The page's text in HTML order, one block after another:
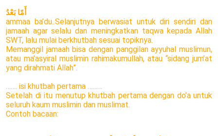
أَمّا بَعْدُ
ammaa ba’du..Selanjutnya berwasiat untuk diri sendiri dan
jamaah agar selalu dan meningkatkan taqwa kepada Allah
SWT, lalu mulai berkhutbah sesuai topiknya.
Memanggil jamaah bisa dengan panggilan ayyuhal muslimun,
atau ma’asyiral muslimin rahimakumullah, atau “sidang jum’at
yang dirahmati Allah”.
……. isi khutbah pertama ………
Setelah di itu menutup khutbah pertama dengan do’a untuk
seluruh kaum muslimin dan muslimat.
Contoh bacaan: